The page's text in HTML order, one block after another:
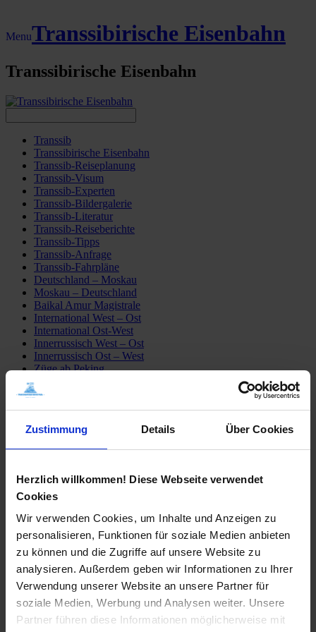
Zustimmung Details Über Cookies
Herzlich willkommen! Diese Webseite verwendet
Cookies
Wir verwenden Cookies, um Inhalte und Anzeigen zu
personalisieren, Funktionen für soziale Medien anbieten
zu können und die Zugriffe auf unsere Website zu
analysieren. Außerdem geben wir Informationen zu Ihrer
Verwendung unserer Website an unsere Partner für
soziale Medien, Werbung und Analysen weiter. Unsere
Partner führen diese Informationen möglicherweise mit
MenuTranssibirische Eisenbahn
Transsibirische Eisenbahn
Transsib
Transsibirische Eisenbahn
Transsib-Reiseplanung
Transsib-Visum
Transsib-Experten
Transsib-Bildergalerie
Transsib-Literatur
Transsib-Reiseberichte
Transsib-Tipps
Transsib-Anfrage
Transsib-Fahrpläne
Deutschland – Moskau
Moskau – Deutschland
Baikal Amur Magistrale
International West – Ost
International Ost-West
Innerrussisch West – Ost
Innerrussisch Ost – West
Züge ab Peking
Transsib Preise & Kosten
Privatunterkunft
Fähre Wladiwostok – Japan
Mögliche Transsib Routen
Moskau – Peking
Peking – Moskau
St. Petersburg – Irkutsk
Moskau – Ulaan Baatar
Moskau – Wladiwostok
Transsib-Gruppenreisen
Im Linienzug
Im Sonderzug Zarengold
Katalogbestellung